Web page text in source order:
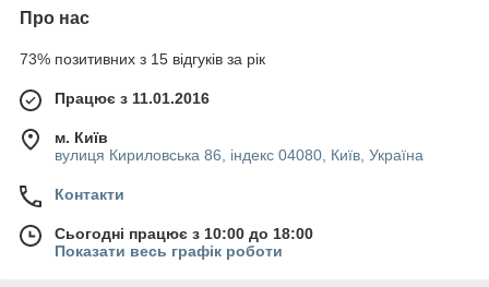
Про нас
73% позитивних з 15 відгуків за рік
Працює з 11.01.2016
м. Київ
вулиця Кириловська 86, індекс 04080, Київ, Україна
Контакти
Сьогодні працює з 10:00 до 18:00
Показати весь графік роботи